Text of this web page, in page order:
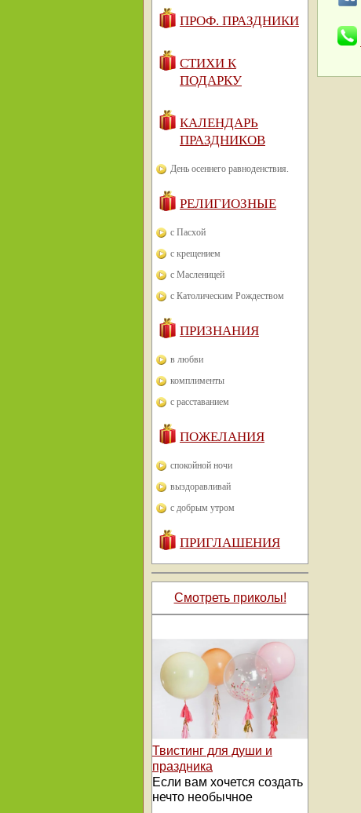
ПРОФ. ПРАЗДНИКИ
СТИХИ К
ПОДАРКУ
КАЛЕНДАРЬ
ПРАЗДНИКОВ
День осеннего равноденствия.
РЕЛИГИОЗНЫЕ
с Пасхой
с крещением
с Масленицей
с Католическим Рождеством
ПРИЗНАНИЯ
в любви
комплименты
с расставанием
ПОЖЕЛАНИЯ
спокойной ночи
выздоравливай
с добрым утром
ПРИГЛАШЕНИЯ
Смотреть приколы!
Твистинг для души и
праздника
Если вам хочется создать
нечто необычное